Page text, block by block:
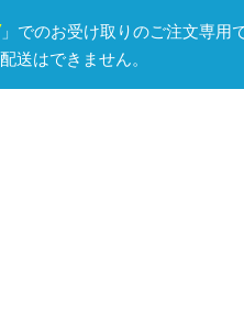
」でのお受け取りのご注文専用で
送はできません。